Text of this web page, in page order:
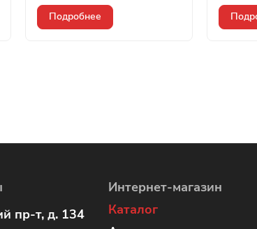
Подробнее
пр-т, д. 134
Интернет-магазин
Каталог